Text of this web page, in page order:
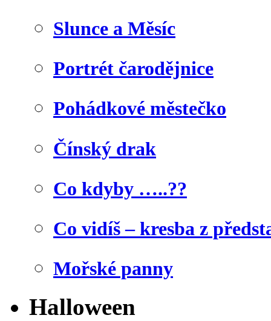
Slunce a Měsíc
Portrét čarodějnice
Pohádkové městečko
Čínský drak
Co kdyby …..??
Co vidíš – kresba z
Mořské panny
Halloween